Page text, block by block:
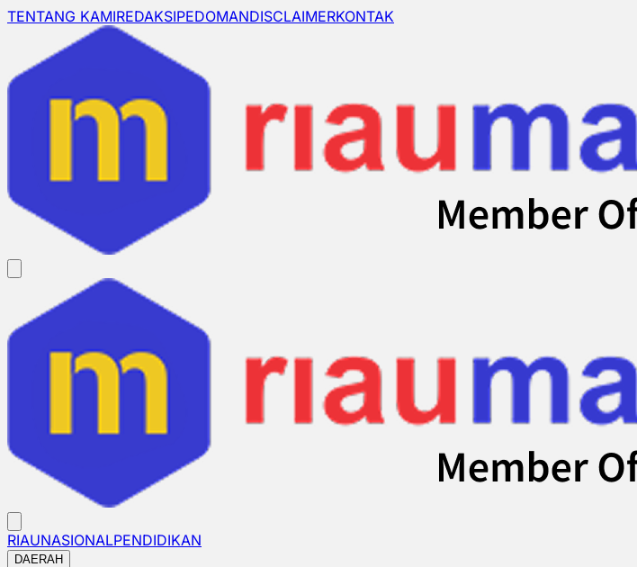
TENTANG KAMIREDAKSIPEDOMANDISCLAIMERKONTAK
RIAUNASIONALPENDIDIKAN
DAERAH